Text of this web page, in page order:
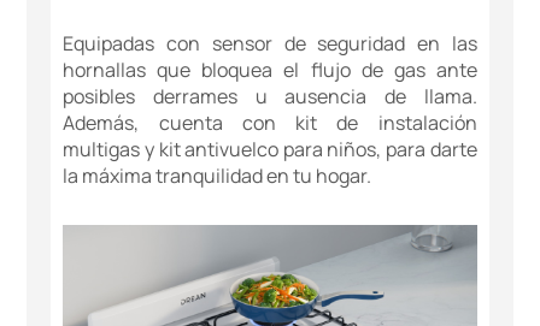
Equipadas con sensor de seguridad en las
hornallas que bloquea el flujo de gas ante
posibles derrames u ausencia de llama.
Además, cuenta con kit de instalación
multigas y kit antivuelco para niños, para darte
la máxima tranquilidad en tu hogar.